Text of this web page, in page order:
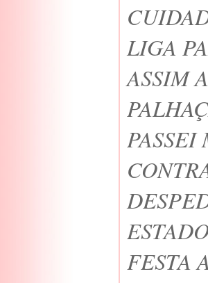
LIGA
ASSIM
FESTA